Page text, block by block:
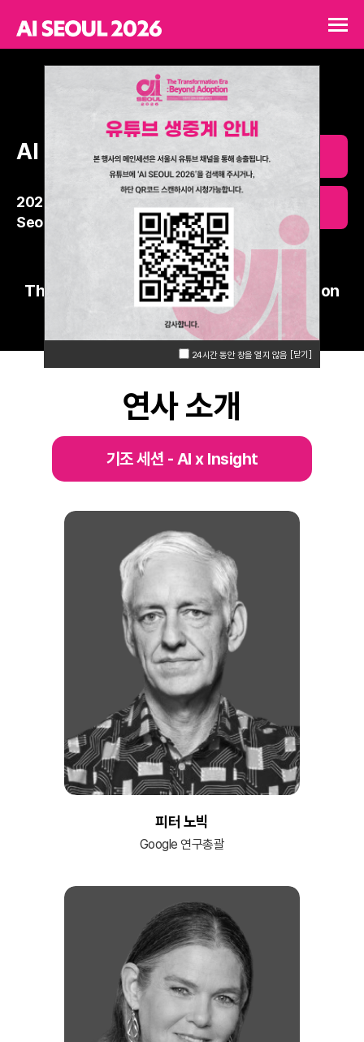
AI SEOUL 2026
2026.1.30.(Fri)
Seoul Coex Grand Ballroom
프로그램
The Transformation Era: Beyond Adoption
전환의 시대, 도입을 넘어선
연사 소개
기조 세션 - AI x Insight
피터 노빅
Google 연구총괄
24시간 동안 창을 열지 않음 [닫기]